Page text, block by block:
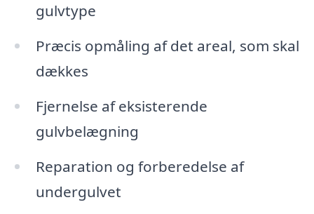
gulvtype
Præcis opmåling af det areal, som skal
dækkes
Fjernelse af eksisterende
gulvbelægning
Reparation og forberedelse af
undergulvet